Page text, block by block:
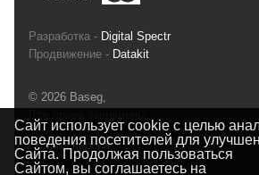
Разработка - Digital Spectr
Продвижение - Datakit
© 2026 Baseg,
Полная версия
Сайт использует cookie с целью
поведения посетителей для
Сайта. Продолжая пользоваться
Сайтом, вы соглашаетесь на